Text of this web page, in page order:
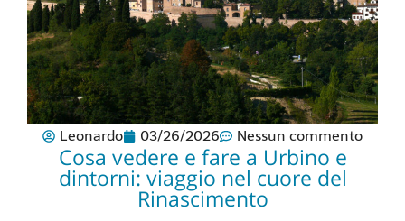
Leonardo 03/26/2026 Nessun commento
Cosa vedere e fare a Urbino e
dintorni: viaggio nel cuore del
Rinascimento